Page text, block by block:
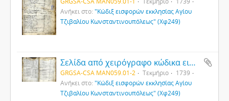
Ανήκει στο: "Κώδιξ εισφορών εκκλησίας Αγίου
Τζιβαλίου Κωνσταντινουπόλεως" (Χφ249)
Σελίδα από χειρόγραφο κώδικα εισφορών εκκλησίας Αγίου Τζιβαλίου Κωνσταντινουπόλεως (2)
GRGSA-CSA MAN059.01-2 Τεκμήριο
1739
Ανήκει στο: "Κώδιξ εισφορών εκκλησίας Αγίου
Τζιβαλίου Κωνσταντινουπόλεως" (Χφ249)